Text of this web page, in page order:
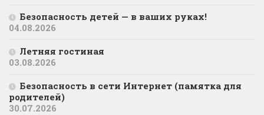
Безопасность детей — в ваших руках!
04.08.2026
Летняя гостиная
03.08.2026
Безопасность в сети Интернет (памятка для
родителей)
30.07.2026